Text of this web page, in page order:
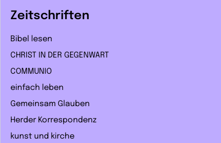
Zeitschriften
Bibel lesen
CHRIST IN DER GEGENWART
COMMUNIO
einfach leben
Gemeinsam Glauben
Herder Korrespondenz
kunst und kirche